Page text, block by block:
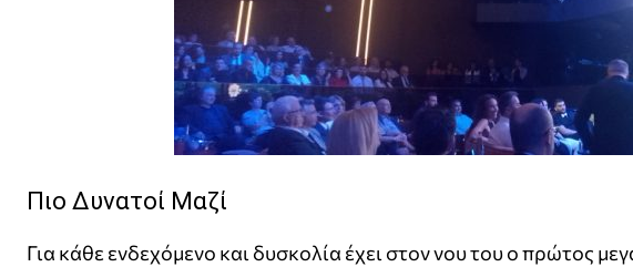
Πιο Δυνατοί Μαζί
Για κάθε ενδεχόμενο και δυσκολία έχει στον νου του ο πρώτος